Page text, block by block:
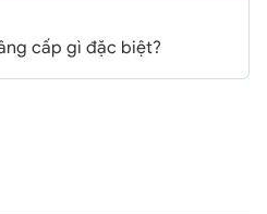
cấp gì đặc biệt?